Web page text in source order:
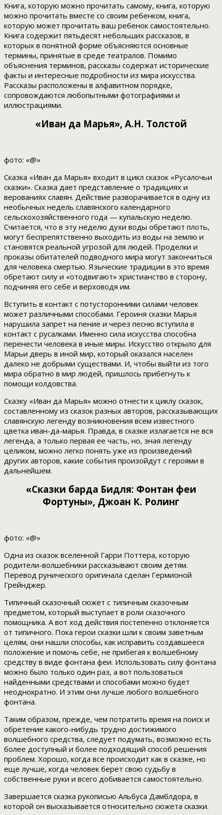
Книга, которую можно прочитать самому, книга, которую
можно прочитать вместе со своим ребенком, книга,
которую может прочитать ваш ребенок самостоятельно.
Книга содержит пятьдесят небольших рассказов, в
которых в понятной форме объясняются основные
термины, принятые в среде театралов. Помимо
объяснения терминов, рассказы содержат исторические
факты и интересные подробности из мира искусства.
Рассказы расположены в алфавитном порядке,
сопровождаются любопытными фотографиями и
иллюстрациями.
«Иван да Марья», А.Н. Толстой
фото: «@»
Сказка «Иван да Марья» входит в цикл сказок «Русалочьи
сказки». Сказка дает представление о традициях и
верованиях славян. Действие разворачивается в одну из
необычных недель славянского календарного
сельскохозяйственного года — купальскую неделю.
Считается, что в эту неделю духи воды обретают плоть,
могут беспрепятственно выходить из воды на землю и
становятся реальной угрозой для людей. Проделки и
проказы обитателей подводного мира могут закончиться
для человека смертью. Языческие традиции в это время
обретают силу и «отодвигают» христианство в сторону,
подчиняя его себе и верховодя им.
Вступить в контакт с потусторонними силами человек
может различными способами. Героиня сказки Марья
нарушила запрет на пение и через песню вступила в
контакт с русалками. Именно сила искусства способна
перенести человека в иные миры. Искусство открыло для
Марьи дверь в иной мир, который оказался населен
далеко не добрыми существами. И, чтобы выйти из того
мира обратно в мир людей, пришлось прибегнуть к
помощи колдовства.
Сказку «Иван да Марья» можно отнести к циклу сказок,
составленному из сказок разных авторов, рассказывающих
славянскую легенду возникновения всем известного
цветка иван-да-марья. Правда, в сказке излагается не вся
легенда, а только первая ее часть, но, зная легенду
целиком, можно легко понять уже из произведений
других авторов, какие события произойдут с героями в
дальнейшем.
«Сказки барда Бидля: Фонтан феи
Фортуны», Джоан К. Ролинг
фото: «@»
Одна из сказок вселенной Гарри Поттера, которую
родители-волшебники рассказывают своим детям.
Перевод рунического оригинала сделан Гермионой
Грейнджер.
Типичный сказочный сюжет с типичным сказочным
предметом, который выступает в роли сказочного
помощника. А вот ход действия постепенно отклоняется
от типичного. Пока герои сказки шли к своим заветным
целям, они нашли способы, как исправить создавшееся
положение и помочь себе, не прибегая к волшебному
средству в виде фонтана феи. Использовать силу фонтана
можно было только один раз, а вот пользоваться
найденными средствами и способами можно будет
неоднократно. И этим они лучше любого волшебного
фонтана.
Таким образом, прежде, чем потратить время на поиск и
обретение какого-нибудь трудно достижимого
волшебного средства, следует подумать, возможно есть
более доступный и более подходящий способ решения
проблем. Хорошо, когда все происходит как в сказке, но
еще лучше, когда человек берет свою судьбу в
собственные руки и всего добивается самостоятельно.
Завершается сказка рукописью Альбуса Дамблдора, в
которой он высказывается относительно сюжета сказки.